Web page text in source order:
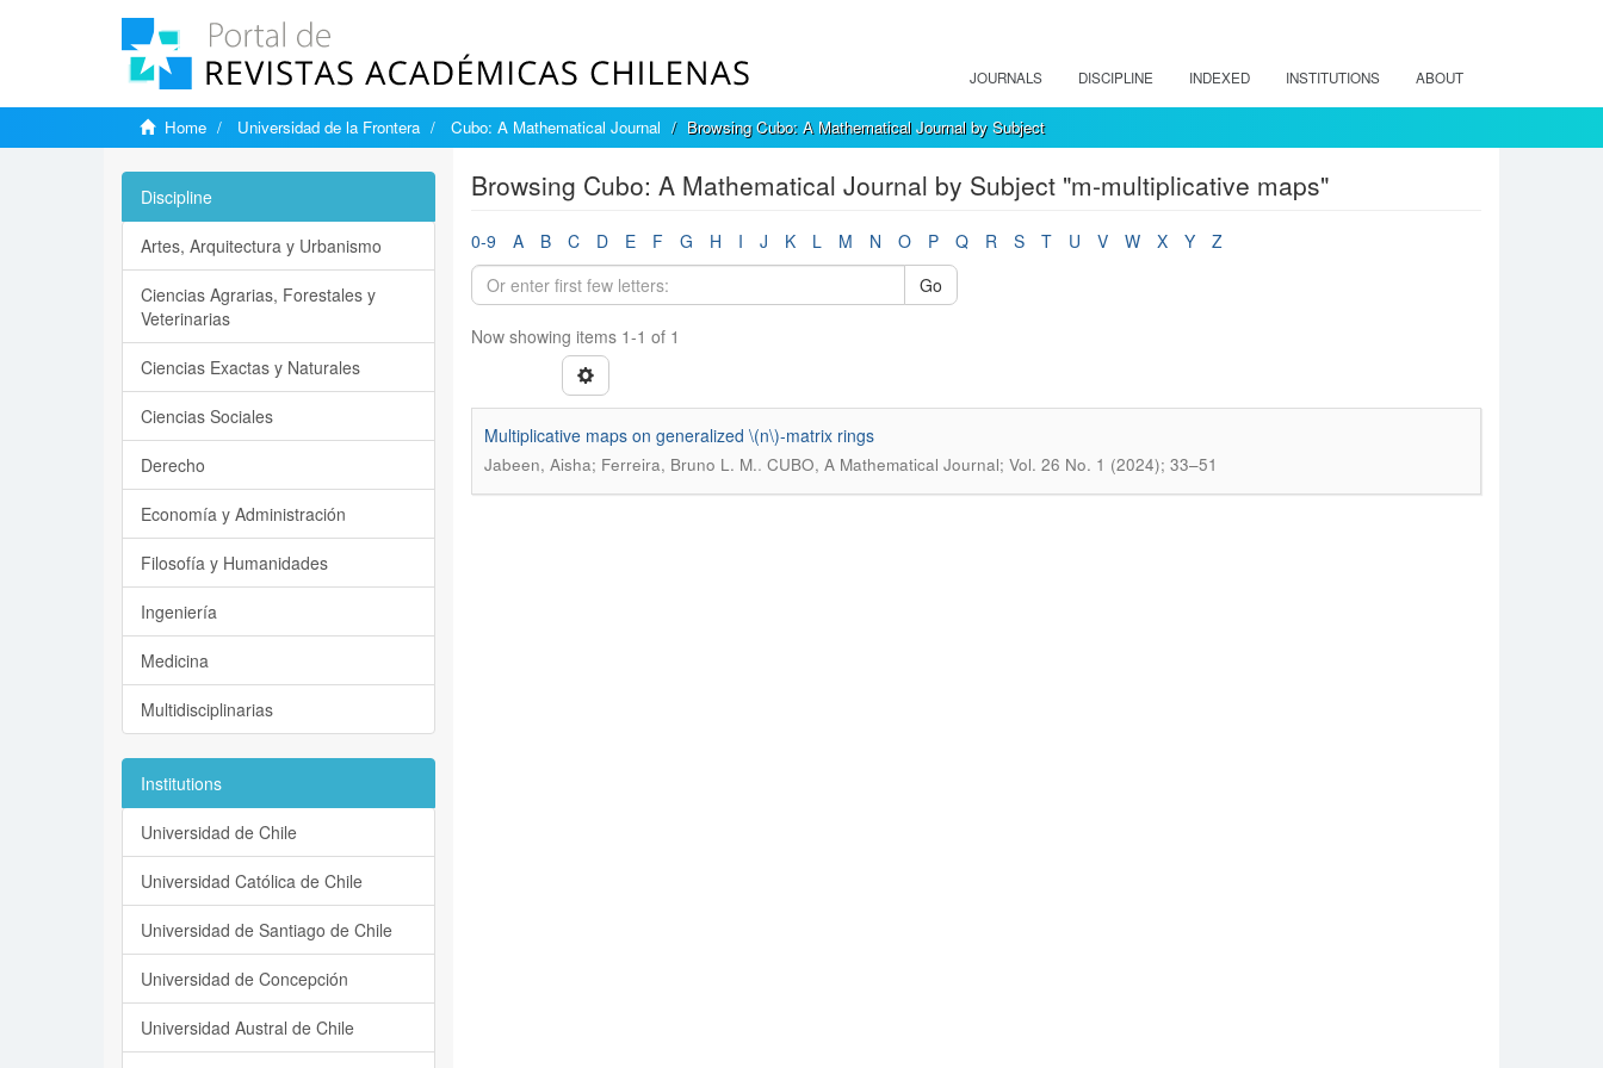
JOURNALS DISCIPLINE INDEXED INSTITUTIONS ABOUT
Home Universidad de la Frontera Cubo: A Mathematical Journal Browsing Cubo: A Mathematical Journal by Subject
Browsing Cubo: A Mathematical Journal by Subject "m-multiplicative maps"
0-9 A B C D E F G H I J K L M N O P Q R S T U V W X Y
Z
Go
Now showing items 1-1 of 1
Multiplicative maps on generalized \(n\)-matrix rings
Jabeen, Aisha; Ferreira, Bruno L. M.. CUBO, A Mathematical Journal; Vol. 26 No. 1 (2024); 33–51
Discipline
Artes, Arquitectura y Urbanismo
Ciencias Agrarias, Forestales y
Veterinarias
Ciencias Exactas y Naturales
Ciencias Sociales
Derecho
Economía y Administración
Filosofía y Humanidades
Ingeniería
Medicina
Multidisciplinarias
Institutions
Universidad de Chile
Universidad Católica de Chile
Universidad de Santiago de Chile
Universidad de Concepción
Universidad Austral de Chile